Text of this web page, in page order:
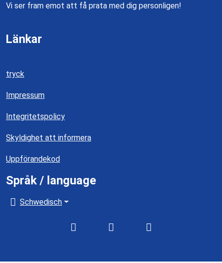
Vi ser fram emot att få prata med dig personligen!
Länkar
tryck
Impressum
Integritetspolicy
Skyldighet att informera
Uppförandekod
Språk / language
Schwedisch